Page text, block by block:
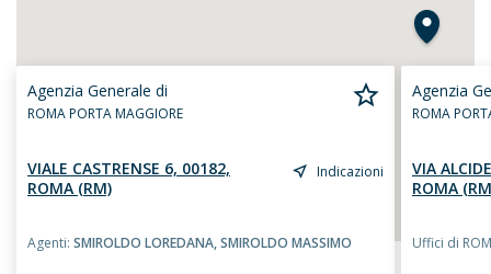
Agenzia Generale di
ROMA PORTA MAGGIORE
VIALE CASTRENSE 6, 00182,
ROMA (RM)
Indicazioni
Agenti: SMIROLDO LOREDANA,SMIROLDO MASSIMO
Agenzia
ROMA
VIA
ROMA
Uffici di